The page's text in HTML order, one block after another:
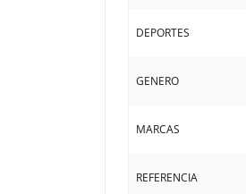
DEPORTES
GENERO
MARCAS
REFERENCIA